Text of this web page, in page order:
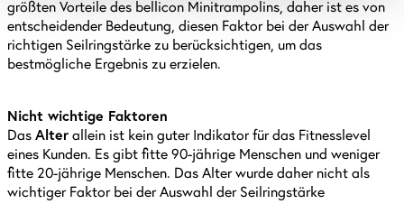
größten Vorteile des bellicon Minitrampolins, daher ist es von
entscheidender Bedeutung, diesen Faktor bei der Auswahl der
richtigen Seilringstärke zu berücksichtigen, um das
bestmögliche Ergebnis zu erzielen.
Nicht wichtige Faktoren
DasAlterallein ist kein guter Indikator für das Fitnesslevel
eines Kunden. Es gibt fitte 90-jährige Menschen und weniger
fitte 20-jährige Menschen. Das Alter wurde daher nicht als
wichtiger Faktor bei der Auswahl der Seilringstärke